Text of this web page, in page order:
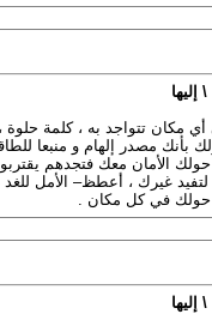
مكان تتواجد به ، كلمة
مصدر إلهام و منبعا للطاقة
الأمان معك فتجدهم
لتفيد غيرك ، أعطظ– الأمل
حولك في كل مكان .